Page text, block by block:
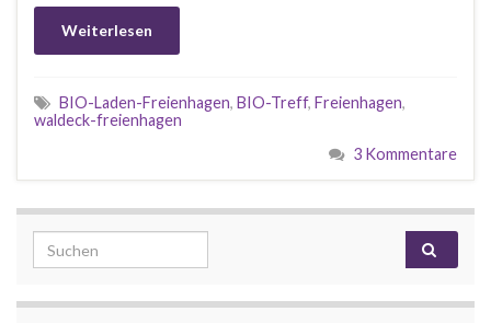
Weiterlesen
BIO-Laden-Freienhagen, BIO-Treff, Freienhagen,
waldeck-freienhagen
3 Kommentare
Search for: